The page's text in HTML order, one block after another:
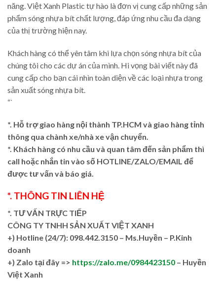
năng. Việt Xanh Plastic tự hào là đơn vị cung cấp những sản
phẩm sóng nhựa bít chất lượng, đáp ứng nhu cầu đa dạng
của thị trường hiện nay.
Khách hàng có thể yên tâm khi lựa chọn sóng nhựa bít của
chúng tôi cho các dự án của mình. Hi vọng bài viết này đã
cung cấp cho bạn cái nhìn toàn diện về các loại nhựa trong
sản xuất sóng nhựa bít.
“`
*. Hỗ trợ giao hàng nội thành TP.HCM và giao hàng tỉnh
thông qua chành xe/nhà xe vận chuyển.
*. Khách hàng có nhu cầu và quan tâm đến sản phẩm thì
call hoặc nhắn tin vào số HOTLINE/ZALO/EMAIL để
được tư vấn và báo giá.
*. THÔNG TIN LIÊN HỆ
*. TƯ VẤN TRỰC TIẾP
CÔNG TY TNHH SẢN XUẤT VIỆT XANH
+) Hotline (24/7): 098.442.3150 – Ms.Huyền – P.Kinh
doanh
+) Zalo tại đây => https://zalo.me/0984423150 – Huyền
Việt Xanh